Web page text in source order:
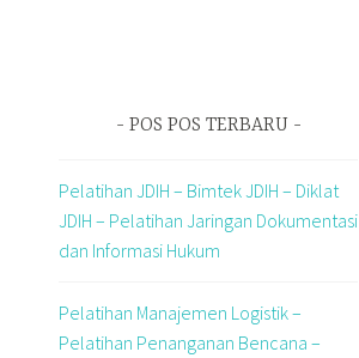
POS POS TERBARU
Pelatihan JDIH – Bimtek JDIH – Diklat
JDIH – Pelatihan Jaringan Dokumentasi
dan Informasi Hukum
Pelatihan Manajemen Logistik –
Pelatihan Penanganan Bencana –